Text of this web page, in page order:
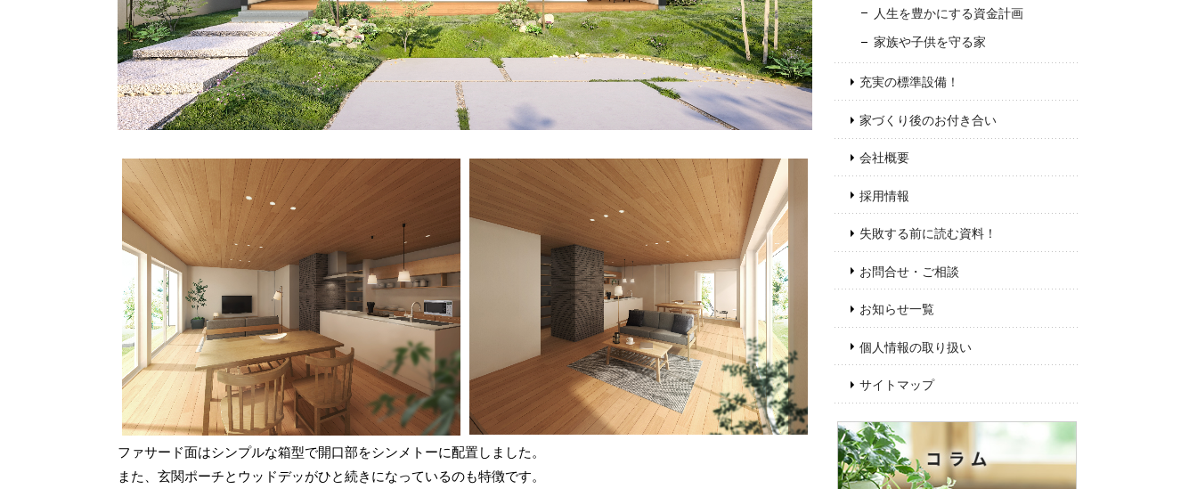
ファサード面はシンプルな箱型で開口部をシンメトーに配置しました。
また、玄関ポーチとウッドデッがひと続きになっているのも特徴です。
人生を豊かにする資金計画
家族や子供を守る家
充実の標準設備！
家づくり後のお付き合い
会社概要
採用情報
失敗する前に読む資料！
お問合せ・ご相談
お知らせ一覧
個人情報の取り扱い
サイトマップ